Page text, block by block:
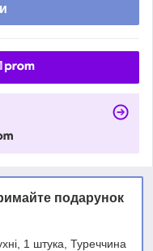
подарунок
1 штука, Туреччина